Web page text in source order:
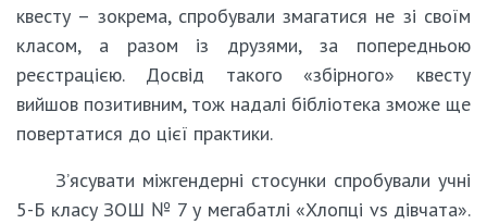
квесту – зокрема, спробували змагатися не зі своїм
класом, а разом із друзями, за попередньою
реєстрацією. Досвід такого «збірного» квесту
вийшов позитивним, тож надалі бібліотека зможе ще
повертатися до цієї практики.
З’ясувати міжгендерні стосунки спробували учні
5-Б класу ЗОШ № 7 у мегабатлі «Хлопці vs дівчата».